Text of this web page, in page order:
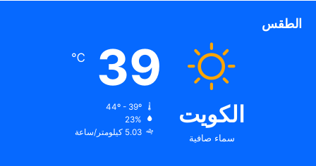
الطقس
الكويت
سماء صافية
39
℃
23%
5.03 كيلومتر/ساعة